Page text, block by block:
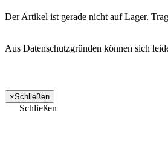
Der Artikel ist gerade nicht auf Lager.
Aus Datenschutzgründen können sich
×Schließen
Schließen